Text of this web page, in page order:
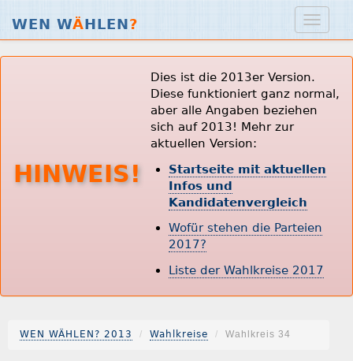
WEN WÄHLEN?
HINWEIS!
Dies ist die 2013er Version.
Diese funktioniert ganz normal,
aber alle Angaben beziehen
sich auf 2013! Mehr zur
aktuellen Version:
Startseite mit aktuellen
Infos und
Kandidatenvergleich
Wofür stehen die Parteien
2017?
Liste der Wahlkreise 2017
WEN WÄHLEN? 2013 Wahlkreise Wahlkreis 34